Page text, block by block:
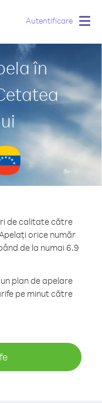
Autentificare
în
de calitate către
orice număr
de la numai 6.9
plan de apelare
pe minut către